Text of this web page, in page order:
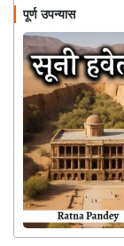
पूर्ण उपन्यास